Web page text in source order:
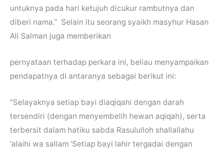
untuknya pada hari ketujuh dicukur rambutnya dan
diberi nama.” Selain itu seorang syaikh masyhur Hasan
Ali Salman juga memberikan
pernyataan terhadap perkara ini, beliau menyampaikan
pendapatnya di antaranya sebagai berikut ini:
“Selayaknya setiap bayi diaqiqahi dengan darah
tersendiri (dengan menyembelih hewan aqiqah), serta
terbersit dalam hatiku sabda Rasululloh shallallahu
‘alaihi wa sallam ‘Setiap bayi lahir tergadai dengan